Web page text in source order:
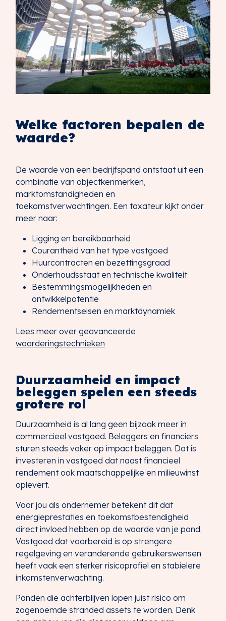
Welke factoren bepalen de
waarde?
De waarde van een bedrijfspand ontstaat uit een
combinatie van objectkenmerken,
marktomstandigheden en
toekomstverwachtingen. Een taxateur kijkt onder
meer naar:
Ligging en bereikbaarheid
Courantheid van het type vastgoed
Huurcontracten en bezettingsgraad
Onderhoudsstaat en technische kwaliteit
Bestemmingsmogelijkheden en
ontwikkelpotentie
Rendementseisen en marktdynamiek
Lees meer over geavanceerde
waarderingstechnieken
Duurzaamheid en impact
beleggen spelen een steeds
grotere rol
Duurzaamheid is al lang geen bijzaak meer in
commercieel vastgoed. Beleggers en financiers
sturen steeds vaker op impact beleggen. Dat is
investeren in vastgoed dat naast financieel
rendement ook maatschappelijke en milieuwinst
oplevert.
Voor jou als ondernemer betekent dit dat
energieprestaties en toekomstbestendigheid
direct invloed hebben op de waarde van je pand.
Vastgoed dat voorbereid is op strengere
regelgeving en veranderende gebruikerswensen
heeft vaak een sterker risicoprofiel en stabielere
inkomstenverwachting.
Panden die achterblijven lopen juist risico om
zogenoemde stranded assets te worden. Denk